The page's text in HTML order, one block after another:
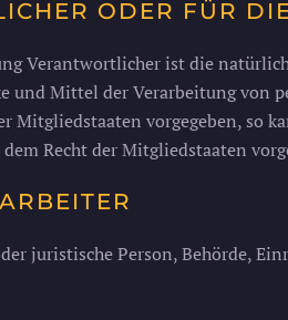
ODER FÜR
Verantwortlicher ist die
und Mittel der Verarbeitung von
Mitgliedstaaten vorgegeben,
Recht der Mitgliedstaaten
juristische Person, Behörde,